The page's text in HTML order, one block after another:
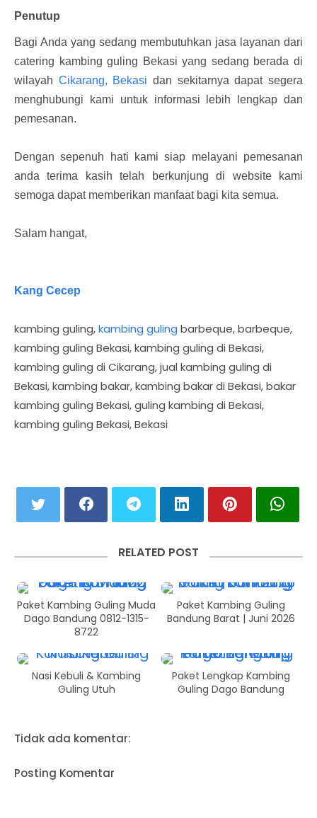
Penutup
Bagi Anda yang sedang membutuhkan jasa layanan dari
catering kambing guling Bekasi yang sedang berada di
wilayah Cikarang, Bekasi dan sekitarnya dapat segera
menghubungi kami untuk informasi lebih lengkap dan
pemesanan.
Dengan sepenuh hati kami siap melayani pemesanan
anda terima kasih telah berkunjung di website kami
semoga dapat memberikan manfaat bagi kita semua.
Salam hangat,
Kang Cecep
kambing guling,kambing guling barbeque, barbeque,
kambing guling Bekasi, kambing guling di Bekasi,
kambing guling di Cikarang, jual kambing guling di
Bekasi, kambing bakar, kambing bakar di Bekasi, bakar
kambing guling Bekasi, guling kambing di Bekasi,
kambing guling Bekasi, Bekasi
RELATED POST
Paket Kambing Guling Muda
Dago Bandung 0812-1315-
8722
Paket Kambing Guling
Bandung Barat | Juni 2026
Nasi Kebuli & Kambing
Guling Utuh
Paket Lengkap Kambing
Guling Dago Bandung
Tidak ada komentar:
Posting Komentar